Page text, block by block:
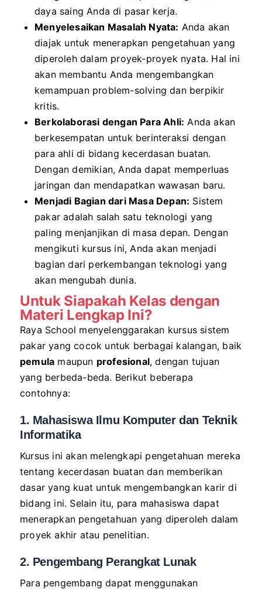
daya saing Anda di pasar kerja.
Menyelesaikan Masalah Nyata: Anda akan
diajak untuk menerapkan pengetahuan yang
diperoleh dalam proyek-proyek nyata. Hal ini
akan membantu Anda mengembangkan
kemampuan problem-solving dan berpikir
kritis.
Berkolaborasi dengan Para Ahli: Anda akan
berkesempatan untuk berinteraksi dengan
para ahli di bidang kecerdasan buatan.
Dengan demikian, Anda dapat memperluas
jaringan dan mendapatkan wawasan baru.
Menjadi Bagian dari Masa Depan: Sistem
pakar adalah salah satu teknologi yang
paling menjanjikan di masa depan. Dengan
mengikuti kursus ini, Anda akan menjadi
bagian dari perkembangan teknologi yang
akan mengubah dunia.
Untuk Siapakah Kelas dengan
Materi Lengkap Ini?
Raya School menyelenggarakan kursus sistem
pakar yang cocok untuk berbagai kalangan, baik
pemula maupun profesional, dengan tujuan
yang berbeda-beda. Berikut beberapa
contohnya:
1. Mahasiswa Ilmu Komputer dan Teknik
Informatika
Kursus ini akan melengkapi pengetahuan mereka
tentang kecerdasan buatan dan memberikan
dasar yang kuat untuk mengembangkan karir di
bidang ini. Selain itu, para mahasiswa dapat
menerapkan pengetahuan yang diperoleh dalam
proyek akhir atau penelitian.
2. Pengembang Perangkat Lunak
Para pengembang dapat menggunakan